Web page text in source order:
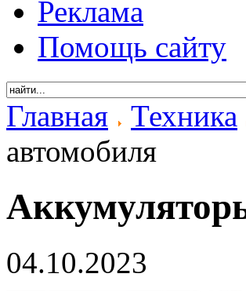
Реклама
Помощь сайту
Главная Техника
автомобиля
04.10.2023